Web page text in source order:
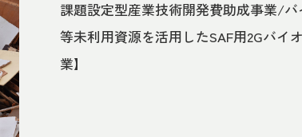
課題設定型産業技術開発費助成事業/
等未利用資源を活用したSAF用2Gバイ
業】